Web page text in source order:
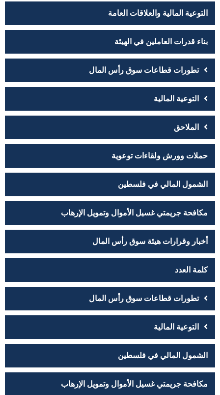
التوعية المالية والعلاقات العامة
بناء قدرات العاملين في الهيئة
تطورات قطاعات سوق رأس المال
التوعية المالية
الملاحق
حملات وورش ولقاءات توعوية
الشمول المالي في فلسطين
مكافحة جريمتي غسيل الأموال وتمويل الإرهاب
أخبار وقرارات هيئة سوق رأس المال
كلمة العدد
تطورات قطاعات سوق رأس المال
التوعية المالية
الشمول المالي في فلسطين
مكافحة جريمتي غسيل الأموال وتمويل الإرهاب